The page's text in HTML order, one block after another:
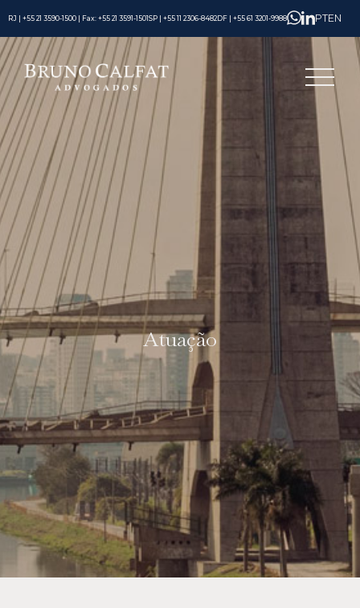
RJ | +55 21 3590-1500 | Fax: +55 21 3591-1501SP | +55 11 2306-8482 DF | +55 61 3201-9988 PTEN
Atuação